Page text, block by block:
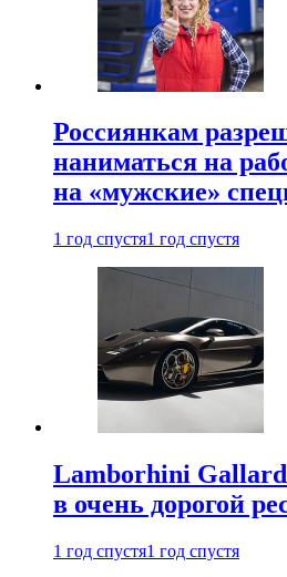
Россиянкам
наниматься на
на «мужские»
1 год спустя1 год спустя
Lamborhini
в очень дорогой
1 год спустя1 год спустя